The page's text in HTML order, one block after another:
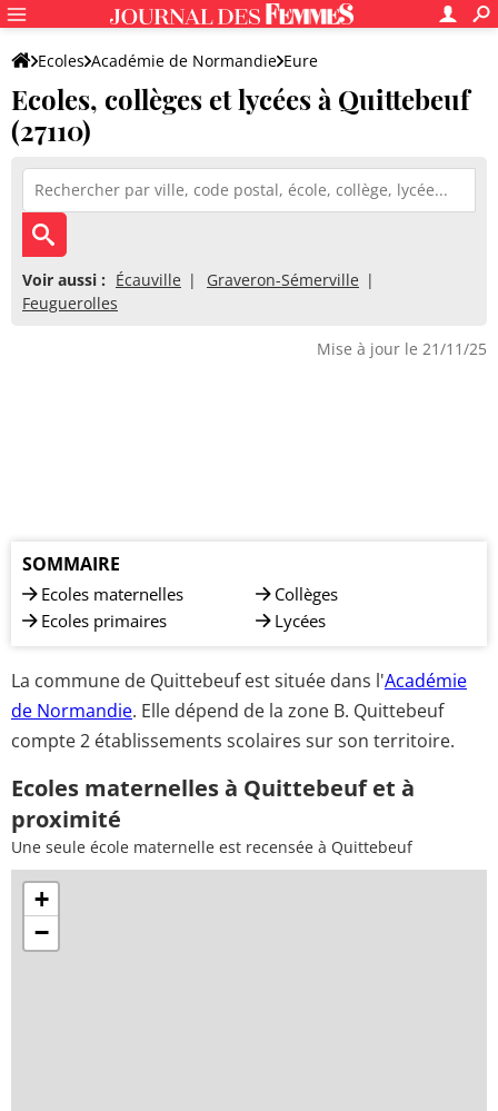
Ecoles Académie de Normandie Eure
Ecoles, collèges et lycées à Quittebeuf
(27110)
Voir aussi : Écauville
Graveron-Sémerville
Feuguerolles
Mise à jour le 21/11/25
SOMMAIRE
Ecoles maternelles
Ecoles primaires
Collèges
Lycées
La commune de Quittebeuf est située dans l'Académie
de Normandie. Elle dépend de la zone B. Quittebeuf
compte 2 établissements scolaires sur son territoire.
Ecoles maternelles à Quittebeuf et à
proximité
Une seule école maternelle est recensée à Quittebeuf
+
−